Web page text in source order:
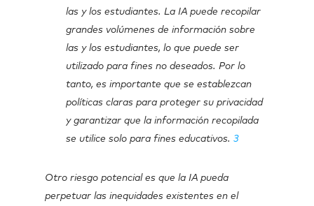
las y los estudiantes. La IA puede recopilar
grandes volúmenes de información sobre
las y los estudiantes, lo que puede ser
utilizado para fines no deseados. Por lo
tanto, es importante que se establezcan
políticas claras para proteger su privacidad
y garantizar que la información recopilada
se utilice solo para fines educativos. 3
Otro riesgo potencial es que la IA pueda
perpetuar las inequidades existentes en el